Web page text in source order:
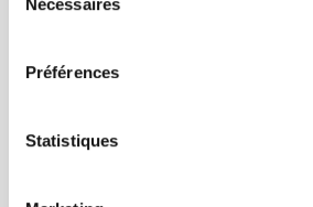
Nécessaires
Préférences
Statistiques
Créatine Creapure® 300 g